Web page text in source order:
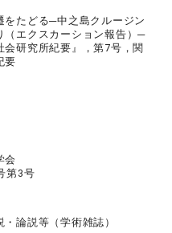
をたどる─中之島クルージン
（エクスカーション報告）─
会研究所紀要』，第7号，関
要
会
第3号
論説等（学術雑誌）